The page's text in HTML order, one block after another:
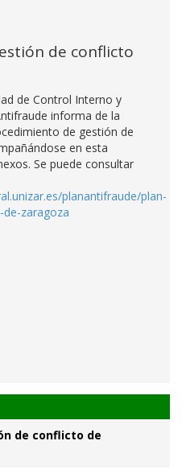
de conflicto
de Control Interno y
informa de la
de gestión de
en esta
Se puede consultar
planantifraude/plan-
zaragoza
de conflicto de